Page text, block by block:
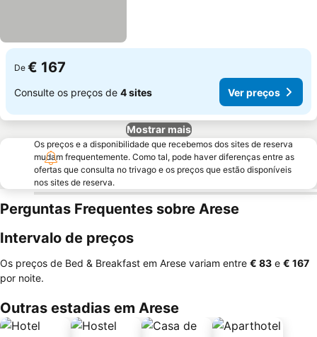
De € 167
Consulte os preços de 4 sites Ver preços
Mostrar mais
Os preços e a disponibilidade que recebemos dos sites de reserva
mudam frequentemente. Como tal, pode haver diferenças entre as
ofertas que consulta no trivago e os preços que estão disponíveis
nos sites de reserva.
Perguntas Frequentes sobre Arese
Intervalo de preços
Os preços de Bed & Breakfast em Arese variam entre ‎€ 83 e ‎€ 167
por noite.
Outras estadias em Arese